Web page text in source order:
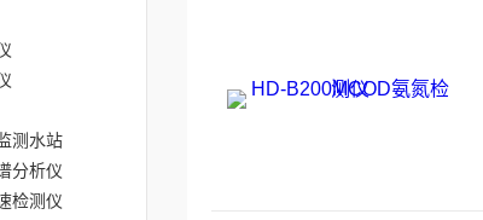
测水站
分析仪
检测仪